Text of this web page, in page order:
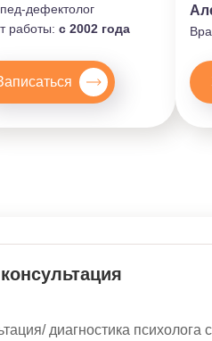
дефектолог
работы: с 2002 года
диагностика